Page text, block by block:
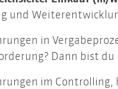
und
in
Dann bist
im Controlling,